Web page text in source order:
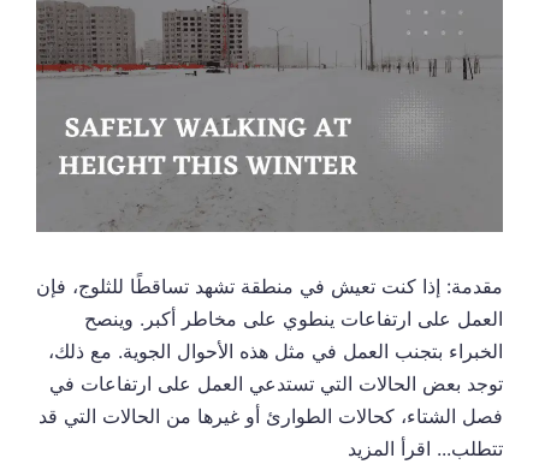
مقدمة: إذا كنت تعيش في منطقة تشهد تساقطًا للثلوج، فإن
العمل على ارتفاعات ينطوي على مخاطر أكبر. وينصح
الخبراء بتجنب العمل في مثل هذه الأحوال الجوية. مع ذلك،
توجد بعض الحالات التي تستدعي العمل على ارتفاعات في
فصل الشتاء، كحالات الطوارئ أو غيرها من الحالات التي قد
تتطلب... اقرأ المزيد